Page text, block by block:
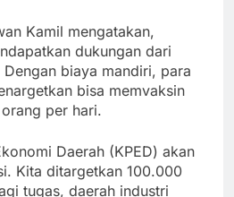
Kamil mengatakan,
dukungan dari
biaya mandiri, para
bisa memvaksin
per hari.
Daerah (KPED) akan
Kita ditargetkan 100.000
tugas, daerah industri